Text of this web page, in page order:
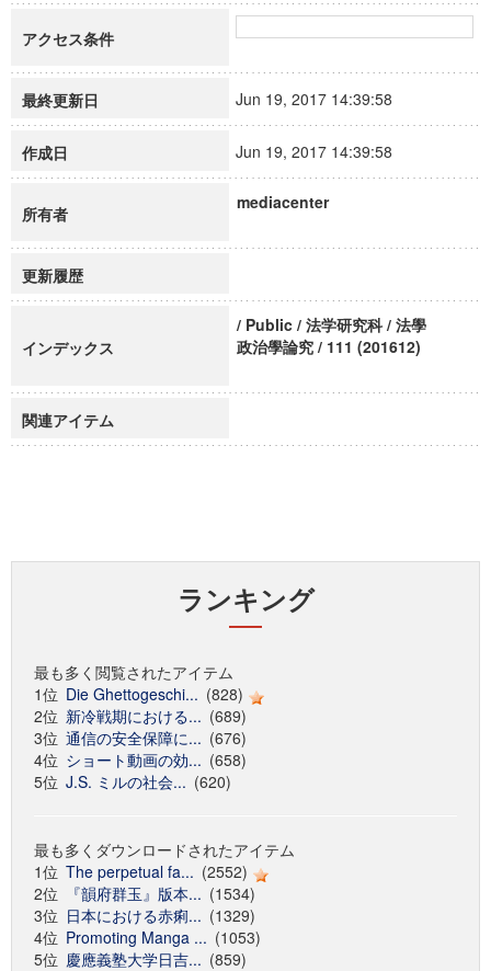
アクセス条件
最終更新日 Jun 19, 2017 14:39:58
作成日 Jun 19, 2017 14:39:58
所有者
mediacenter
更新履歴
インデックス
/ Public / 法学研究科 / 法學
政治學論究 / 111 (201612)
関連アイテム
ランキング
最も多く閲覧されたアイテム
1位 Die Ghettogeschi... (828)
2位 新冷戦期における... (689)
3位 通信の安全保障に... (676)
4位 ショート動画の効... (658)
5位 J.S. ミルの社会... (620)
最も多くダウンロードされたアイテム
1位 The perpetual fa... (2552)
2位
『韻府群玉』版本... (1534)
3位 日本における赤痢... (1329)
4位 Promoting Manga ... (1053)
5位 慶應義塾大学日吉... (859)